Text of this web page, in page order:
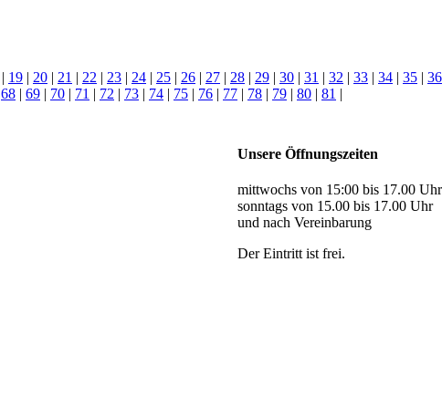
| 19 | 20 | 21 | 22 | 23 | 24 | 25 | 26 | 27 | 28 | 29 | 30 | 31 | 32 | 33 | 34 | 35 | 36
68 | 69 | 70 | 71 | 72 | 73 | 74 | 75 | 76 | 77 | 78 | 79 | 80 | 81 |
Unsere Öffnungszeiten
mittwochs von 15:00 bis 17.00 Uhr
sonntags von 15.00 bis 17.00 Uhr
und nach Vereinbarung
Der Eintritt ist frei.